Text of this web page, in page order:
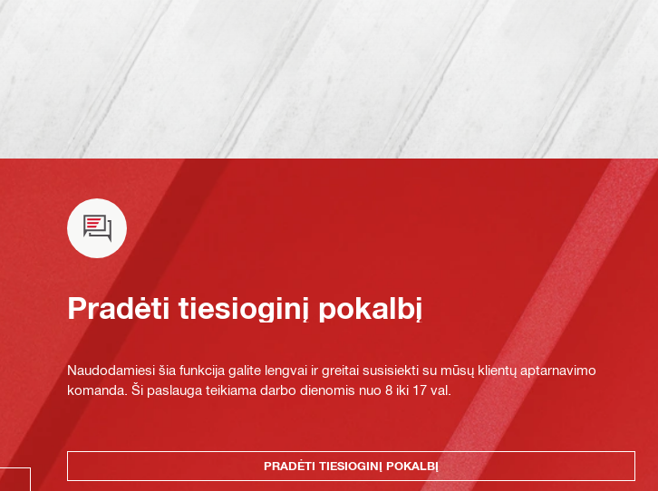
Pradėti tiesioginį pokalbį
Naudodamiesi šia funkcija galite lengvai ir greitai susisiekti su mūsų klientų aptarnavimo
komanda. Ši paslauga teikiama darbo dienomis nuo 8 iki 17 val.
PRADĖTI TIESIOGINĮ POKALBĮ